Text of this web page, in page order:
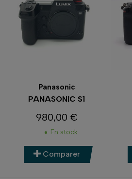
Panasonic
PANASONIC S1
Prix
980,00 €
En stock
Comparer